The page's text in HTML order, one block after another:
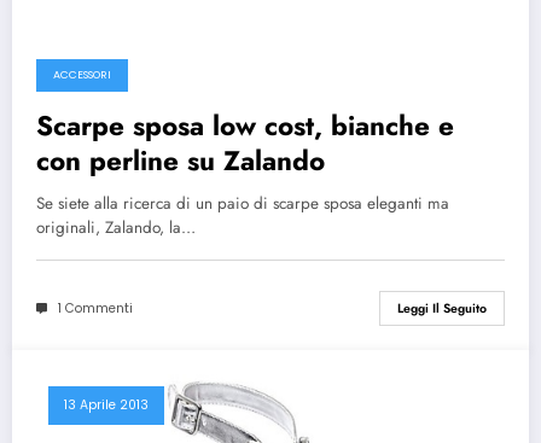
ACCESSORI
Scarpe sposa low cost, bianche e
con perline su Zalando
Se siete alla ricerca di un paio di scarpe sposa eleganti ma
originali, Zalando, la…
1 Commenti Leggi Il Seguito
13 Aprile 2013